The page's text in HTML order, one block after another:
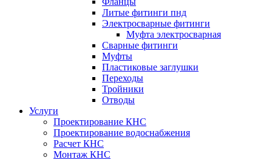
Литые фитинги пнд
Электросварные фитинги
Муфта электросварная
Сварные фитинги
Муфты
Пластиковые заглушки
Переходы
Тройники
Отводы
Услуги
Проектирование КНС
Проектирование водоснабжения
Расчет КНС
Монтаж КНС